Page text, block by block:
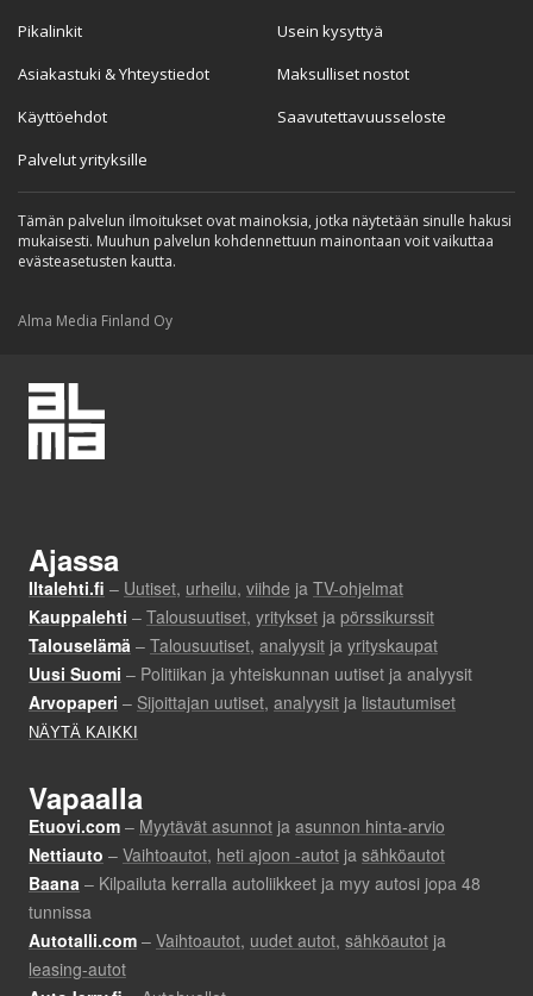
Pikalinkit
Asiakastuki & Yhteystiedot
Käyttöehdot
Palvelut yrityksille
Usein kysyttyä
Maksulliset nostot
Saavutettavuusseloste
Tämän palvelun ilmoitukset ovat mainoksia, jotka näytetään sinulle hakusi
mukaisesti. Muuhun palvelun kohdennettuun mainontaan voit vaikuttaa
evästeasetusten kautta.
Alma Media Finland Oy